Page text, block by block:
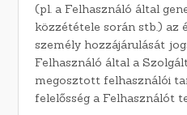
(pl. a Felhasználó által
közzététele során stb.) az
személy hozzájárulását
Felhasználó által a
megosztott felhasználói
felelősség a Felhasználót